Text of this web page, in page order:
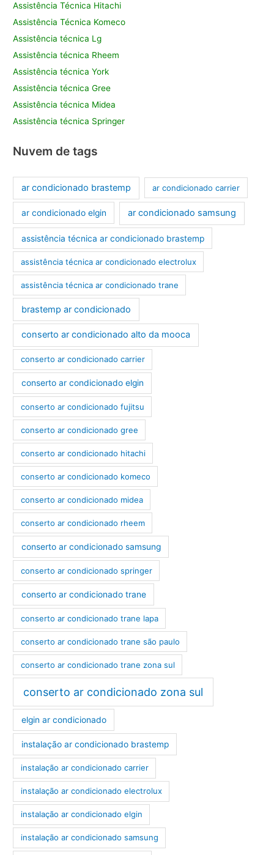
Assistência Técnica Hitachi
Assistência Técnica Komeco
Assistência técnica Lg
Assistência técnica Rheem
Assistência técnica York
Assistência técnica Gree
Assistência técnica Midea
Assistência técnica Springer
Nuvem de tags
ar condicionado brastemp ar condicionado carrier
ar condicionado elgin ar condicionado samsung
assistência técnica ar condicionado brastemp
assistência técnica ar condicionado electrolux
assistência técnica ar condicionado trane
brastemp ar condicionado
conserto ar condicionado alto da mooca
conserto ar condicionado carrier
conserto ar condicionado elgin
conserto ar condicionado fujitsu
conserto ar condicionado gree
conserto ar condicionado hitachi
conserto ar condicionado komeco
conserto ar condicionado midea
conserto ar condicionado rheem
conserto ar condicionado samsung
conserto ar condicionado springer
conserto ar condicionado trane
conserto ar condicionado trane lapa
conserto ar condicionado trane são paulo
conserto ar condicionado trane zona sul
conserto ar condicionado zona sul
elgin ar condicionado
instalação ar condicionado brastemp
instalação ar condicionado carrier
instalação ar condicionado electrolux
instalação ar condicionado elgin
instalação ar condicionado samsung